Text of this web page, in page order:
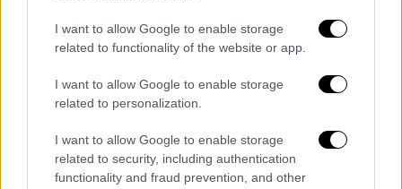
I want to allow Google to enable storage
related to functionality of the website or app.
I want to allow Google to enable storage
related to personalization.
I want to allow Google to enable storage
related to security, including authentication
functionality and fraud prevention, and other
Lifestyle|09.03.2026 09:57
Πυροβολισμοί έξω από το σπίτι της
Ριάνα στο Μπέβερλι Χιλς - Συνελήφθη